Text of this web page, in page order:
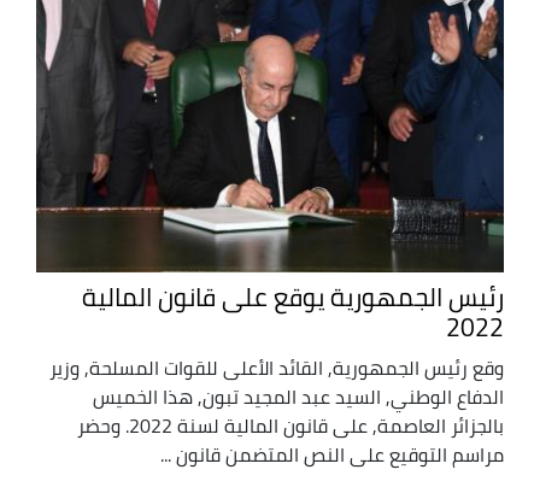
رئيس الجمهورية يوقع على قانون المالية
2022
وقع رئيس الجمهورية, القائد الأعلى للقوات المسلحة, وزير
الدفاع الوطني, السيد عبد المجيد تبون, هذا الخميس
بالجزائر العاصمة, على قانون المالية لسنة 2022. وحضر
مراسم التوقيع على النص المتضمن قانون ...